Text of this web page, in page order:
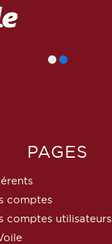
PAGES
comptes
comptes utilisateurs